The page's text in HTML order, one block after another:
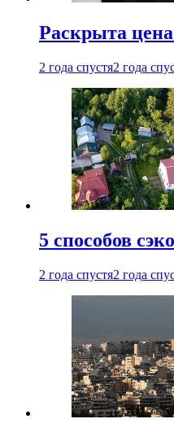
Раскрыта
2 года спустя2 года
5 способов
2 года спустя2 года